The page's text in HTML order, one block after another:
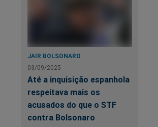
JAIR BOLSONARO
03/09/2025
Até a inquisição espanhola
respeitava mais os
acusados do que o STF
contra Bolsonaro